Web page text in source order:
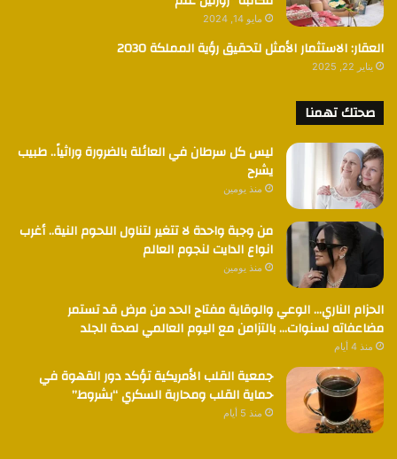
مايو 14, 2024
العقار: الاستثمار الأمثل لتحقيق رؤية المملكة 2030
يناير 22, 2025
صحتك تهمنا
ليس كل سرطان في العائلة بالضرورة وراثياً.. طبيب
يشرح
منذ يومين
من وجبة واحدة لا تتغير لتناول اللحوم النية.. أغرب
انواع الدايت لنجوم العالم
منذ يومين
الحزام الناري… الوعي والوقاية مفتاح الحد من مرض قد تستمر
مضاعفاته لسنوات… بالتزامن مع اليوم العالمي لصحة الجلد
منذ 4 أيام
جمعية القلب الأمريكية تؤكد دور القهوة في
حماية القلب ومحاربة السكري “بشروط”
منذ 5 أيام